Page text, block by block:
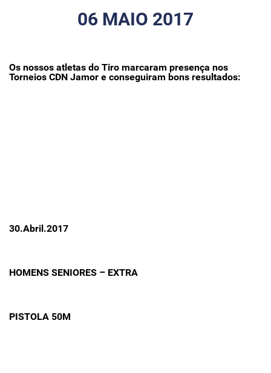
06 MAIO 2017
Os nossos atletas do Tiro marcaram presença nos
Torneios CDN Jamor e conseguiram bons resultados:
30.Abril.2017
HOMENS SENIORES – EXTRA
PISTOLA 50M